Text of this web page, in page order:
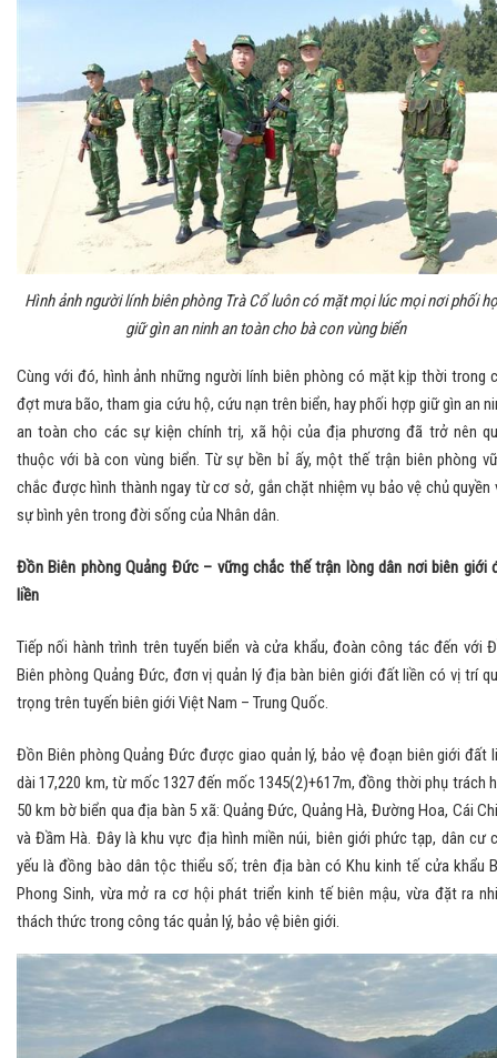
Hình ảnh người lính biên phòng Trà Cổ luôn có mặt mọi lúc mọi nơi phối
giữ gìn an ninh an toàn cho bà con vùng biển
Cùng với đó, hình ảnh những người lính biên phòng có mặt kịp thời trong
đợt mưa bão, tham gia cứu hộ, cứu nạn trên biển, hay phối hợp giữ gìn an
an toàn cho các sự kiện chính trị, xã hội của địa phương đã trở nên
thuộc với bà con vùng biển. Từ sự bền bỉ ấy, một thế trận biên phòng
chắc được hình thành ngay từ cơ sở, gắn chặt nhiệm vụ bảo vệ chủ quyền
sự bình yên trong đời sống của Nhân dân.
Đồn Biên phòng Quảng Đức – vững chắc thế trận lòng dân nơi biên giới
liền
Tiếp nối hành trình trên tuyến biển và cửa khẩu, đoàn công tác đến với
Biên phòng Quảng Đức, đơn vị quản lý địa bàn biên giới đất liền có vị trí
trọng trên tuyến biên giới Việt Nam – Trung Quốc.
Đồn Biên phòng Quảng Đức được giao quản lý, bảo vệ đoạn biên giới đất
dài 17,220 km, từ mốc 1327 đến mốc 1345(2)+617m, đồng thời phụ trách
50 km bờ biển qua địa bàn 5 xã: Quảng Đức, Quảng Hà, Đường Hoa, Cái
và Đầm Hà. Đây là khu vực địa hình miền núi, biên giới phức tạp, dân cư
yếu là đồng bào dân tộc thiểu số; trên địa bàn có Khu kinh tế cửa khẩu
Phong Sinh, vừa mở ra cơ hội phát triển kinh tế biên mậu, vừa đặt ra
thách thức trong công tác quản lý, bảo vệ biên giới.